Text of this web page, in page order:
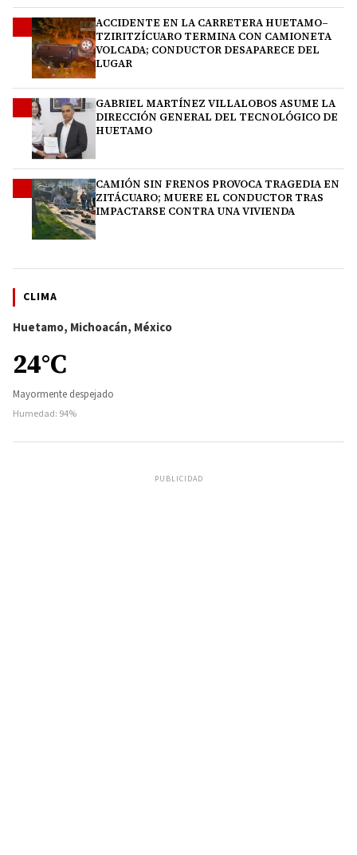
ACCIDENTE EN LA CARRETERA HUETAMO–
TZIRITZÍCUARO TERMINA CON CAMIONETA
VOLCADA; CONDUCTOR DESAPARECE DEL
LUGAR
GABRIEL MARTÍNEZ VILLALOBOS ASUME LA
DIRECCIÓN GENERAL DEL TECNOLÓGICO DE
HUETAMO
CAMIÓN SIN FRENOS PROVOCA TRAGEDIA EN
ZITÁCUARO; MUERE EL CONDUCTOR TRAS
IMPACTARSE CONTRA UNA VIVIENDA
CLIMA
Huetamo, Michoacán, México
24°C
Mayormente despejado
Humedad: 94%
PUBLICIDAD